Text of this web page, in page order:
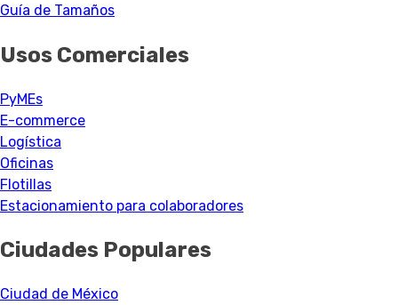
Guía de Tamaños
Usos Comerciales
PyMEs
E-commerce
Logística
Oficinas
Flotillas
Estacionamiento para colaboradores
Ciudades Populares
Ciudad de México